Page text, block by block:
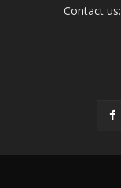
Contact us: